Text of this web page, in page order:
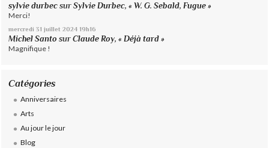
sylvie durbec surSylvie Durbec, « W. G. Sebald, Fugue »
Merci!
mercredi 31 juillet 2024 19h16
Michel Santo surClaude Roy, « Déjà tard »
Magnifique !
Catégories
Anniversaires
Arts
Au jour le jour
Blog